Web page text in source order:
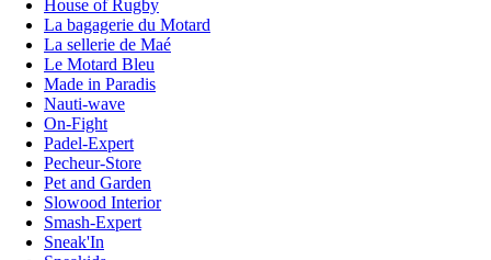
House of Rugby
La bagagerie du Motard
La sellerie de Maé
Le Motard Bleu
Made in Paradis
Nauti-wave
On-Fight
Padel-Expert
Pecheur-Store
Pet and Garden
Slowood Interior
Smash-Expert
Sneak'In